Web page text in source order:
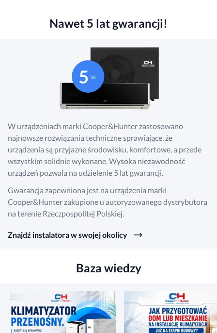
Nawet 5 lat gwarancji!
W urządzeniach marki Cooper&Hunter zastosowano
najnowsze rozwiązania techniczne sprawiające, że
urządzenia są przyjazne środowisku, komfortowe, a przede
wszystkim solidnie wykonane. Wysoka niezawodność
urządzeń pozwala na udzielenie 5 lat gwarancji.
Gwarancja zapewniona jest na urządzenia marki
Cooper&Hunter zakupione u autoryzowanego dystrybutora
na terenie Rzeczpospolitej Polskiej.
Znajdź instalatora w swojej okolicy
Baza wiedzy